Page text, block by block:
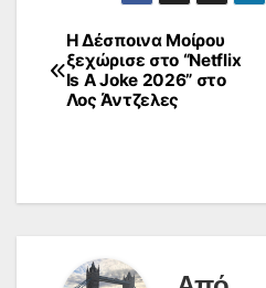
Πλοήγηση
άρθρων
Η Δέσποινα Μοίρου
ξεχώρισε στο “Netflix
Is A Joke 2026” στο
Λος Άντζελες